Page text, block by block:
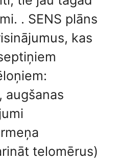
. SENS plāns
kas
augšanas
telomērus)